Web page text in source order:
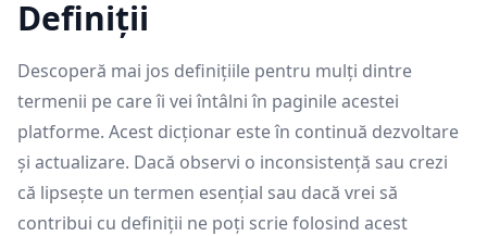
Definiții
Descoperă mai jos definițiile pentru mulți dintre
termenii pe care îi vei întâlni în paginile acestei
platforme. Acest dicționar este în continuă dezvoltare
și actualizare. Dacă observi o inconsistență sau crezi
că lipsește un termen esențial sau dacă vrei să
contribui cu definiții ne poți scriefolosind acest